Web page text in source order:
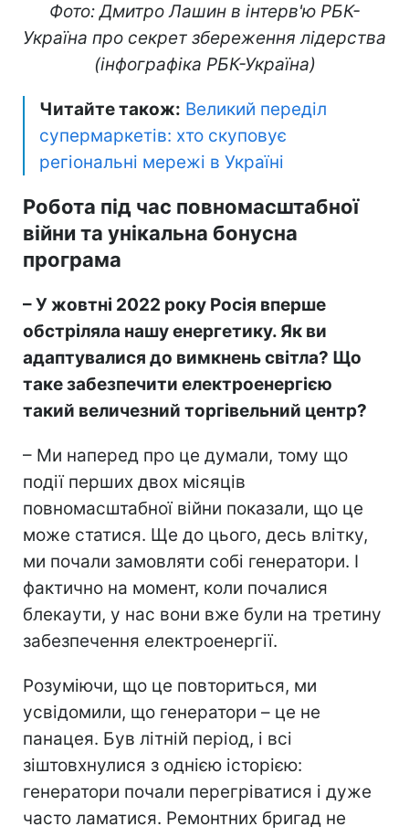
Фото: Дмитро Лашин в інтерв'ю РБК-
Україна про секрет збереження лідерства
(інфографіка РБК-Україна)
Читайте також: Великий переділ
супермаркетів: хто скуповує
регіональні мережі в Україні
Робота під час повномасштабної
війни та унікальна бонусна
програма
– У жовтні 2022 року Росія вперше
обстріляла нашу енергетику. Як ви
адаптувалися до вимкнень світла? Що
таке забезпечити електроенергією
такий величезний торгівельний центр?
– Ми наперед про це думали, тому що
події перших двох місяців
повномасштабної війни показали, що це
може статися. Ще до цього, десь влітку,
ми почали замовляти собі генератори. І
фактично на момент, коли почалися
блекаути, у нас вони вже були на третину
забезпечення електроенергії.
Розуміючи, що це повториться, ми
усвідомили, що генератори – це не
панацея. Був літній період, і всі
зіштовхнулися з однією історією:
генератори почали перегріватися і дуже
часто ламатися. Ремонтних бригад не